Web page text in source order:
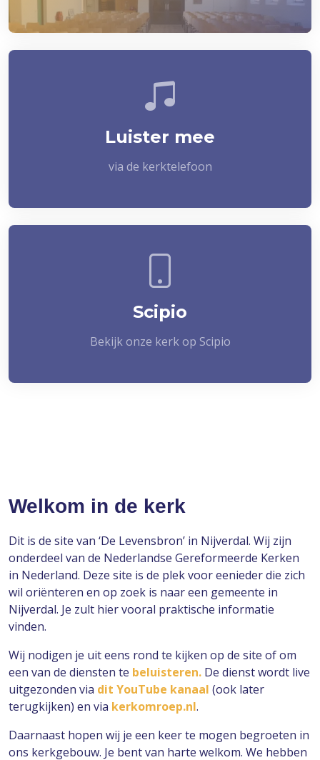
Luister mee
via de kerktelefoon
Scipio
Bekijk onze kerk op Scipio
Welkom in de kerk
Dit is de site van ‘De Levensbron’ in Nijverdal. Wij zijn
onderdeel van de Nederlandse Gereformeerde Kerken
in Nederland. Deze site is de plek voor eenieder die zich
wil oriënteren en op zoek is naar een gemeente in
Nijverdal. Je zult hier vooral praktische informatie
vinden.
Wij nodigen je uit eens rond te kijken op de site of om
een van de diensten te beluisteren. De dienst wordt live
uitgezonden via dit YouTube kanaal (ook later
terugkijken) en via kerkomroep.nl.
Daarnaast hopen wij je een keer te mogen begroeten in
ons kerkgebouw. Je bent van harte welkom. We hebben